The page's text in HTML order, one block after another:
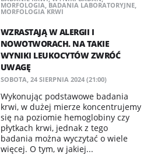
MORFOLOGIA, BADANIA LABORATORYJNE,
MORFOLOGIA KRWI
WZRASTAJĄ W ALERGII I
NOWOTWORACH. NA TAKIE
WYNIKI LEUKOCYTÓW ZWRÓĆ
UWAGĘ
SOBOTA, 24 SIERPNIA 2024 (21:00)
Wykonując podstawowe badania
krwi, w dużej mierze koncentrujemy
się na poziomie hemoglobiny czy
płytkach krwi, jednak z tego
badania można wyczytać o wiele
więcej. O tym, w jakiej...